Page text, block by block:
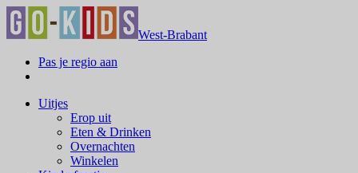
West-Brabant
Pas je regio aan
Uitjes
Erop uit
Eten & Drinken
Overnachten
Winkelen